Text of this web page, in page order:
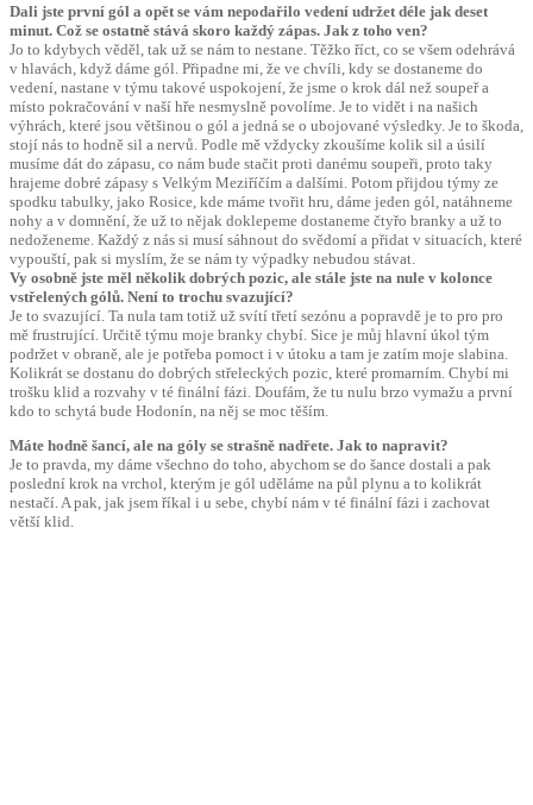
Dali jste první gól a opět se vám nepodařilo vedení udržet déle jak deset
minut. Což se ostatně stává skoro každý zápas. Jak z toho ven?
Jo to kdybych věděl, tak už se nám to nestane. Těžko říct, co se všem odehrává
v hlavách, když dáme gól. Připadne mi, že ve chvíli, kdy se dostaneme do
vedení, nastane v týmu takové uspokojení, že jsme o krok dál než soupeř a
místo pokračování v naší hře nesmyslně povolíme. Je to vidět i na našich
výhrách, které jsou většinou o gól a jedná se o ubojované výsledky. Je to škoda,
stojí nás to hodně sil a nervů. Podle mě vždycky zkoušíme kolik sil a úsilí
musíme dát do zápasu, co nám bude stačit proti danému soupeři, proto taky
hrajeme dobré zápasy s Velkým Meziříčím a dalšími. Potom přijdou týmy ze
spodku tabulky, jako Rosice, kde máme tvořit hru, dáme jeden gól, natáhneme
nohy a v domnění, že už to nějak doklepeme dostaneme čtyřo branky a už to
nedoženeme. Každý z nás si musí sáhnout do svědomí a přidat v situacích, které
vypouští, pak si myslím, že se nám ty výpadky nebudou stávat.
Vy osobně jste měl několik dobrých pozic, ale stále jste na nule v kolonce
vstřelených gólů. Není to trochu svazující?
Je to svazující. Ta nula tam totiž už svítí třetí sezónu a popravdě je to pro pro
mě frustrující. Určitě týmu moje branky chybí. Sice je můj hlavní úkol tým
podržet v obraně, ale je potřeba pomoct i v útoku a tam je zatím moje slabina.
Kolikrát se dostanu do dobrých střeleckých pozic, které promarním. Chybí mi
trošku klid a rozvahy v té finální fázi. Doufám, že tu nulu brzo vymažu a první
kdo to schytá bude Hodonín, na něj se moc těším.
Máte hodně šancí, ale na góly se strašně nadřete. Jak to napravit?
Je to pravda, my dáme všechno do toho, abychom se do šance dostali a pak
poslední krok na vrchol, kterým je gól uděláme na půl plynu a to kolikrát
nestačí. A pak, jak jsem říkal i u sebe, chybí nám v té finální fázi i zachovat
větší klid.